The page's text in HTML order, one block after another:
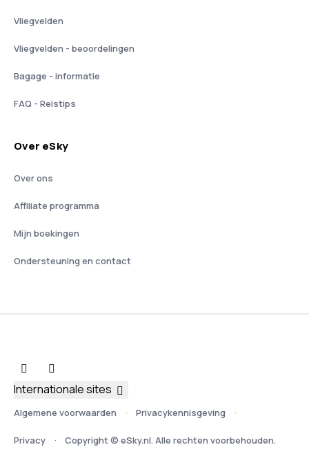
Vliegvelden
Vliegvelden - beoordelingen
Bagage - informatie
FAQ - Reistips
Over eSky
Over ons
Affiliate programma
Mijn boekingen
Ondersteuning en contact
Algemene voorwaarden Privacykennisgeving
Privacy Copyright © eSky.nl. Alle rechten voorbehouden.
Internationale sites